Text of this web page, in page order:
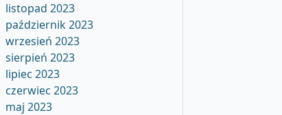
listopad 2023
październik 2023
wrzesień 2023
sierpień 2023
lipiec 2023
czerwiec 2023
maj 2023